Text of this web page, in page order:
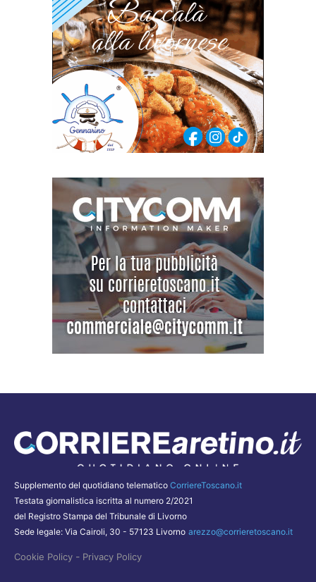
Supplemento del quotidiano telematico CorriereToscano.it
Testata giornalistica iscritta al numero 2/2021
del Registro Stampa del Tribunale di Livorno
Sede legale: Via Cairoli, 30 - 57123 Livorno arezzo@corrieretoscano.it
Cookie Policy - Privacy Policy